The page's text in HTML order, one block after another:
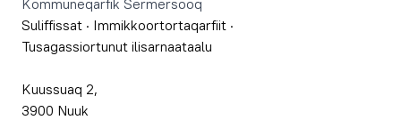
Kommuneqarfik Sermersooq
Suliffissat · Immikkoortortaqarfiit ·
Tusagassiortunut ilisarnaataalu
Kuussuaq 2,
3900 Nuuk